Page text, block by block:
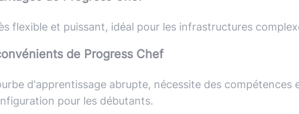
flexible et puissant, idéal pour les infrastructures
de Progress Chef
d'apprentissage abrupte, nécessite des compétences
pour les débutants.